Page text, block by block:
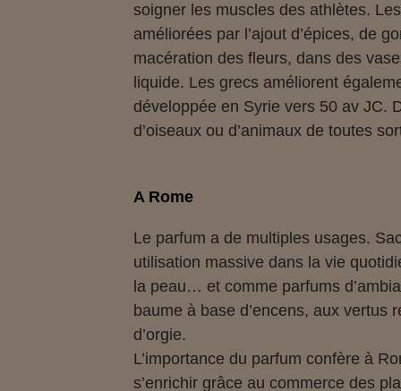
soigner les muscles des athlètes.
améliorées par l’ajout d’épices, de
macération des fleurs, dans des
liquide. Les grecs améliorent
développée en Syrie vers 50 av JC.
d’oiseaux ou d’animaux de toutes
A Rome
Le parfum a de multiples usages.
utilisation massive dans la vie
la peau… et comme parfums
baume à base d’encens, aux vertus
d’orgie.
L’importance du parfum confère à
s’enrichir grâce au commerce des